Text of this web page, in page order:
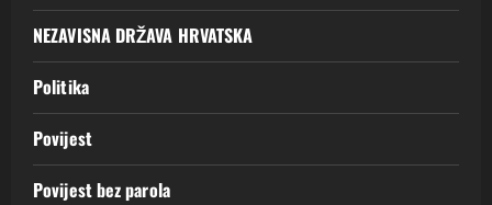
NEZAVISNA DRŽAVA HRVATSKA
Politika
Povijest
Povijest bez parola